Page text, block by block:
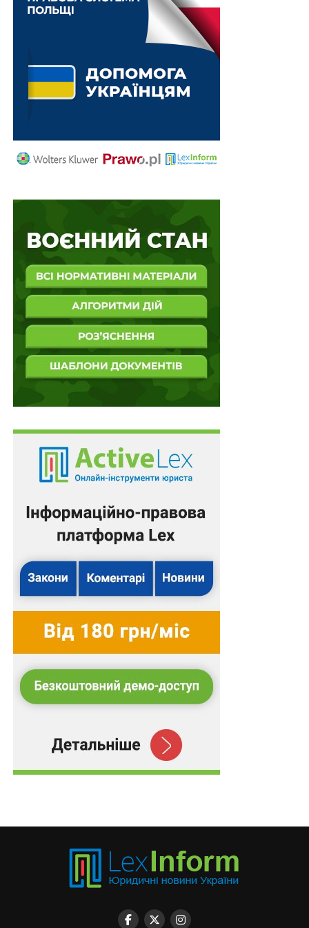
вже через 3 місяці він став законом.
Зазначу й те, що під час підготовки документу до
другого читання надійшло 1 257 поправок і
пропозицій. Комітет ВРУ з питань національної
безпеки, оборони та розвідки під головуванням
Олександра Завітневича на засіданні 17 вересня
за скороченою процедурою протягом години, хоча
його текст до 2-го читання, за який голосували народні
голосування.
Загалом же, незважаючи на врахування деяких
поправок, сутнісних змін у ньому не відбулося, попри
десятки зауважень, висловлених громадськістю та
профільними структурами парламенту.
Хто приймає рішення, або необмежені
повноваження
РНБО Відповідно до закону, рішення про визнання
особи олігархом ухвалює Рада національної безпеки і
оборони України на підставі подання КМУ, НБУ, СБУ,
Антимонопольного комітету України або самого ж
РНБО розглядатиме такі подання на власний розсуд,
вирішуючи, чи є підстави визнавати особу олігархом,
Під час підготовки законопроекту до другого читання,
його положення доповнилися можливістю
підстав визнання його таким. При тому автори
жодним чином не регламентували порядку розгляду
таких пояснень, не визначили процесуального
рішення, яке може прийняти РНБО за наслідками їх
розгляду та не встановили, як ці пояснення можуть
вплинути на розгляд питання. Також закон дозволяє
РНБО на власний розсуд вирішувати, чи
заслуховувати особисті пояснення особи про підстави
визнання її олігархом. Закон не передбачає
«олігарх» надасть заяву та документи, які
підтвердять, що ознаки для його перебування в
реєстрі відпали. Встановлений механізм захисту прав
Окрім права надавати та позбавляти статусу олігарха,
саме РНБО визначає, чи був незадекларований
олігархів, що веде до звільнення посадовця. Тут